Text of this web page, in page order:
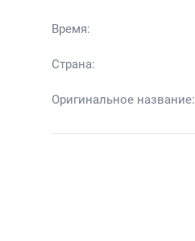
Время:
Страна:
Оригинальное название: